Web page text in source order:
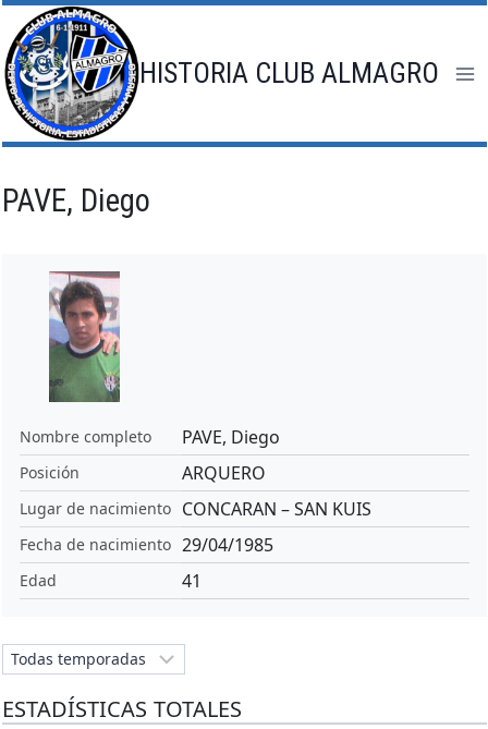
Saltar
al
contenido
HISTORIA CLUB ALMAGRO
PAVE, Diego
Nombre completo PAVE, Diego
Posición ARQUERO
Lugar de nacimiento CONCARAN – SAN KUIS
Fecha de nacimiento 29/04/1985
Edad 41
ESTADÍSTICAS TOTALES